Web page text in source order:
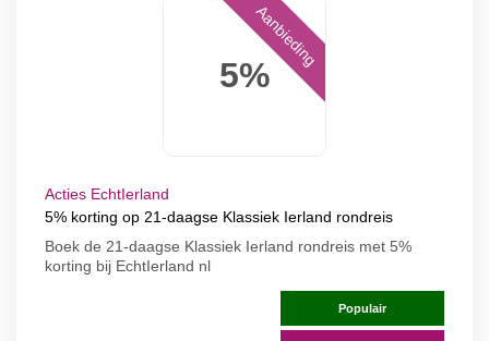
5%
Aanbieding
Acties EchtIerland
5% korting op 21-daagse Klassiek Ierland rondreis
Boek de 21-daagse Klassiek Ierland rondreis met 5%
korting bij EchtIerland nl
Populair